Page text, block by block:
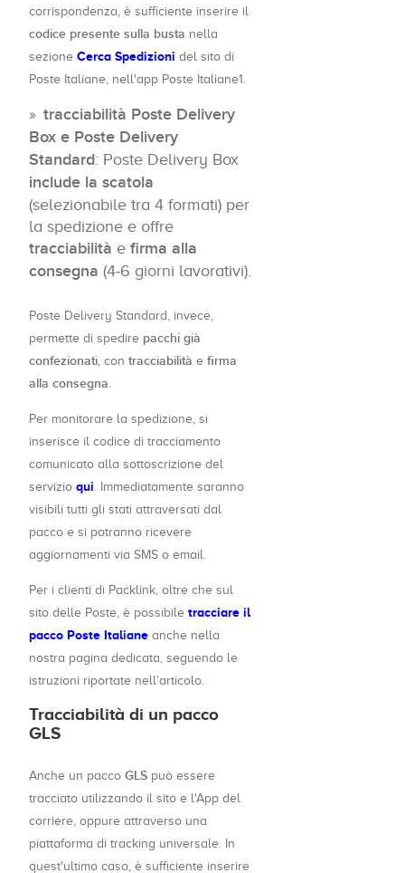
corrispondenza, è sufficiente inserire il
codice presente sulla busta nella
sezione Cerca Spedizioni del sito di
Poste Italiane, nell'app Poste Italiane1.
tracciabilità Poste Delivery
Box e Poste Delivery
Standard: Poste Delivery Box
include la scatola
(selezionabile tra 4 formati) per
la spedizione e offre
tracciabilità e firma alla
consegna (4-6 giorni lavorativi).
Poste Delivery Standard, invece,
permette di spedire pacchi già
confezionati, con tracciabilità e firma
alla consegna.
Per monitorare la spedizione, si
inserisce il codice di tracciamento
comunicato alla sottoscrizione del
servizio qui. Immediatamente saranno
visibili tutti gli stati attraversati dal
pacco e si potranno ricevere
aggiornamenti via SMS o email.
Per i clienti di Packlink, oltre che sul
sito delle Poste, è possibile tracciare il
pacco Poste Italiane anche nella
nostra pagina dedicata, seguendo le
istruzioni riportate nell’articolo.
Tracciabilità di un pacco
GLS
Anche un pacco GLS può essere
tracciato utilizzando il sito e l'App del
corriere, oppure attraverso una
piattaforma di tracking universale. In
quest'ultimo caso, è sufficiente inserire